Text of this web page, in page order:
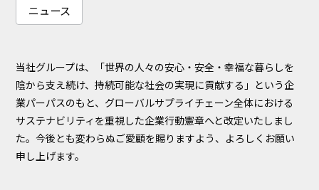
ニュース
当社グループは、「世界の人々の安心・安全・幸福な暮らしを
陰から支え続け、持続可能な社会の実現に貢献する」という企
業パーパスのもと、グローバルサプライチェーン全体における
サステナビリティを重視した企業行動憲章へと改定いたしまし
た。今後とも変わらぬご愛顧を賜りますよう、よろしくお願い
申し上げます。